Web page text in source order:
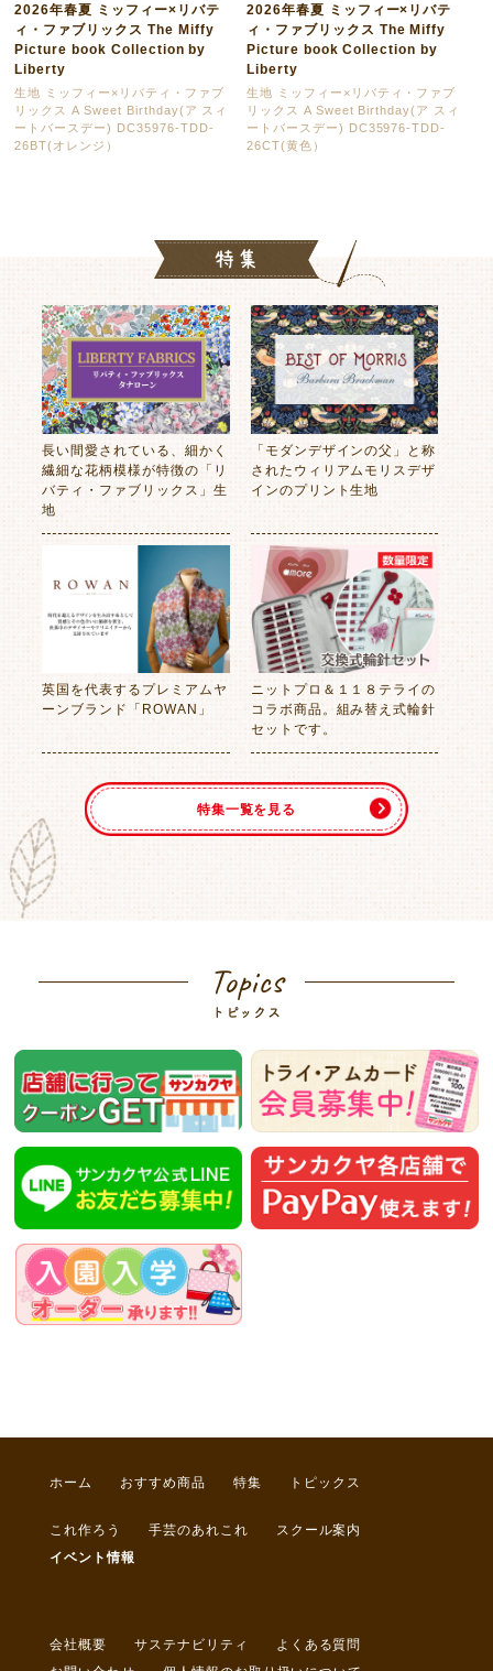
2026年春夏 ミッフィー×リバテ
ィ・ファブリックス The Miffy
Picture book Collection by
Liberty
生地 ミッフィー×リバティ・ファブ
リックス A Sweet Birthday(ア スィ
ートバースデー) DC35976-TDD-
26BT(オレンジ）
2026年春夏 ミッフィー×リバテ
ィ・ファブリックス The Miffy
Picture book Collection by
Liberty
生地 ミッフィー×リバティ・ファブ
リックス A Sweet Birthday(ア スィ
ートバースデー) DC35976-TDD-
26CT(黄色）
長い間愛されている、細かく
繊細な花柄模様が特徴の「リ
バティ・ファブリックス」生
地
「モダンデザインの父」と称
されたウィリアムモリスデザ
インのプリント生地
英国を代表するプレミアムヤ
ーンブランド「ROWAN」
ニットプロ＆１１８テライの
コラボ商品。組み替え式輪針
セットです。
特集一覧を見る
Topics
トピックス
ホーム おすすめ商品 特集 トピックス
これ作ろう 手芸のあれこれ
スクール案内
イベント情報
会社概要 サステナビリティ
よくある質問